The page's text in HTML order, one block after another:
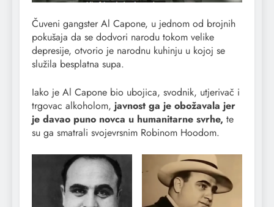
Čuveni gangster Al Capone, u jednom od brojnih
pokušaja da se dodvori narodu tokom velike
depresije, otvorio je narodnu kuhinju u kojoj se
služila besplatna supa.
Iako je Al Capone bio ubojica, svodnik, utjerivač i
trgovac alkoholom, javnost ga je obožavala jer
je davao puno novca u humanitarne svrhe, te
su ga smatrali svojevrsnim Robinom Hoodom.